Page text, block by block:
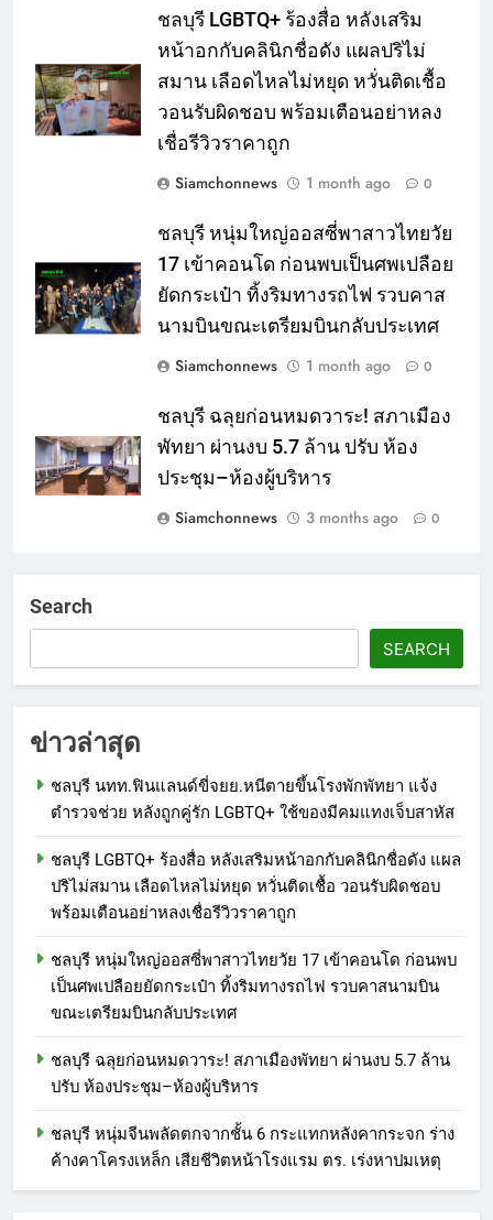
ชลบุรี LGBTQ+ ร้องสื่อ หลังเสริม
หน้าอกกับคลินิกชื่อดัง แผลปริไม่
สมาน เลือดไหลไม่หยุด หวั่นติดเชื้อ
วอนรับผิดชอบ พร้อมเตือนอย่าหลง
เชื่อรีวิวราคาถูก
Siamchonnews
1 month ago 0
ชลบุรี หนุ่มใหญ่ออสซี่พาสาวไทยวัย
17 เข้าคอนโด ก่อนพบเป็นศพเปลือย
ยัดกระเป๋า ทิ้งริมทางรถไฟ รวบคาส
นามบินขณะเตรียมบินกลับประเทศ
Siamchonnews
1 month ago 0
ชลบุรี ฉลุยก่อนหมดวาระ! สภาเมือง
พัทยา ผ่านงบ 5.7 ล้าน ปรับ ห้อง
ประชุม–ห้องผู้บริหาร
Siamchonnews
3 months ago 0
Search
SEARCH
ข่าวล่าสุด
ชลบุรี นทท.ฟินแลนด์ขี่จยย.หนีตายขึ้นโรงพักพัทยา แจ้ง
ตำรวจช่วย หลังถูกคู่รัก LGBTQ+ ใช้ของมีคมแทงเจ็บสาหัส
ชลบุรี LGBTQ+ ร้องสื่อ หลังเสริมหน้าอกกับคลินิกชื่อดัง แผล
ปริไม่สมาน เลือดไหลไม่หยุด หวั่นติดเชื้อ วอนรับผิดชอบ
พร้อมเตือนอย่าหลงเชื่อรีวิวราคาถูก
ชลบุรี หนุ่มใหญ่ออสซี่พาสาวไทยวัย 17 เข้าคอนโด ก่อนพบ
เป็นศพเปลือยยัดกระเป๋า ทิ้งริมทางรถไฟ รวบคาสนามบิน
ขณะเตรียมบินกลับประเทศ
ชลบุรี ฉลุยก่อนหมดวาระ! สภาเมืองพัทยา ผ่านงบ 5.7 ล้าน
ปรับ ห้องประชุม–ห้องผู้บริหาร
ชลบุรี หนุ่มจีนพลัดตกจากชั้น 6 กระแทกหลังคากระจก ร่าง
ค้างคาโครงเหล็ก เสียชีวิตหน้าโรงแรม ตร. เร่งหาปมเหตุ